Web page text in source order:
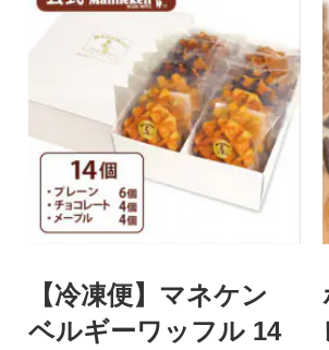
【冷凍便】マネケン
ベルギーワッフル 14